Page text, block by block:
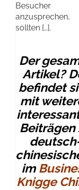
Besucher
anzusprechen,
sollten […].
Der
Artikel?
befindet
mit
Beiträgen
im
Knigge